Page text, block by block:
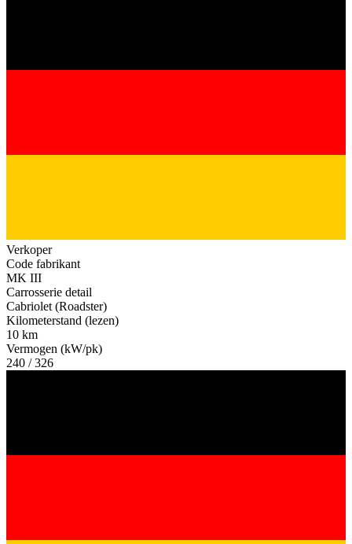
Verkoper
Code fabrikant
MK III
Carrosserie detail
Cabriolet (Roadster)
Kilometerstand (lezen)
10 km
Vermogen (kW/pk)
240 / 326